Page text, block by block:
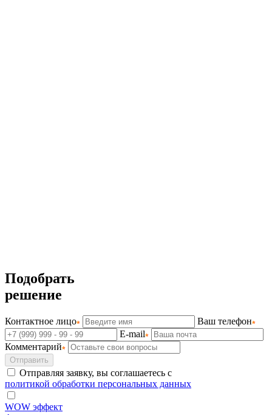
Подобрать
решение
Контактное лицо
Ваш телефон
E-mail
Комментарий
Отправить
Отправляя заявку, вы соглашаетесь с
политикой обработки персональных данных
WOW эффект